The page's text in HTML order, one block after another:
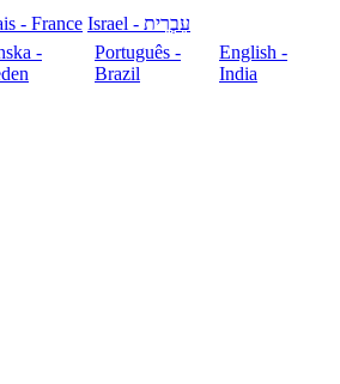
- France
עִבְרִית - Israel
-
Português -
Brazil
English -
India